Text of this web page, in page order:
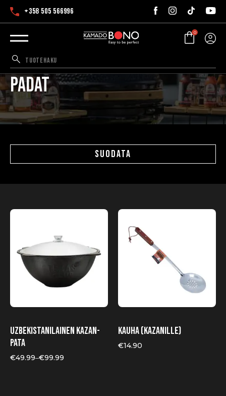
+358 505 566996
0
Padat
SUODATA
Uzbekistanilainen kazan-
pata
€49.99–€99.99
Hintaluokka:
Tällä
muunnelma.
Voit
tehdä
valinnat
tuotteen
Kauha (kazanille)
€14.90